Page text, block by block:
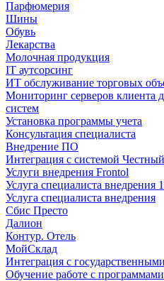
Парфюмерия
Шины
Обувь
Лекарства
Молочная продукция
IT аутсорсинг
ИТ обслуживание торговых
Мониторинг серверов клиента
систем
Установка программы учета
Консультация специалиста
Внедрение ПО
Интеграция с системой
Услуги внедрения Frontol
Услуга специалиста
Услуга специалиста внедрения
Сбис Престо
Далион
Контур. Отель
МойСклад
Интеграция с
Обучение работе с программами